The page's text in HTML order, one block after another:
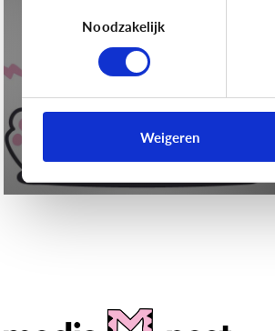
Noodzakelijk
Weigeren
ik op letten?
Download de klik & print